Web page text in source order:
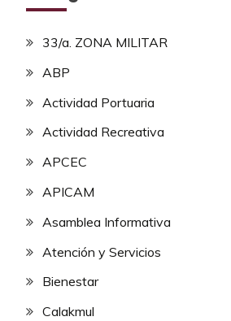
33/a. ZONA MILITAR
ABP
Actividad Portuaria
Actividad Recreativa
APCEC
APICAM
Asamblea Informativa
Atención y Servicios
Bienestar
Calakmul